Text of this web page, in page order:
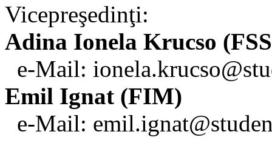
Vicepreşedinţi:
Adina Ionela Krucso
e-Mail:
Emil Ignat (FIM)
e-Mail: